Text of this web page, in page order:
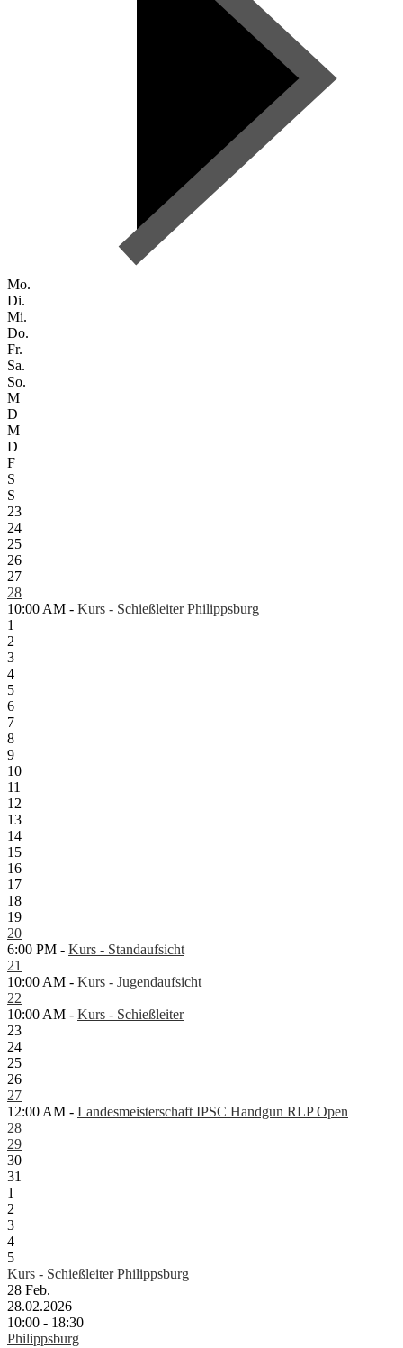
Mo.
Di.
Mi.
Do.
Fr.
Sa.
So.
M
D
M
D
F
S
S
23
24
25
26
27
28
10:00 AM - Kurs - Schießleiter Philippsburg
1
2
3
4
5
6
7
8
9
10
11
12
13
14
15
16
17
18
19
20
6:00 PM - Kurs - Standaufsicht
21
10:00 AM - Kurs - Jugendaufsicht
22
10:00 AM - Kurs - Schießleiter
23
24
25
26
27
12:00 AM - Landesmeisterschaft IPSC Handgun RLP Open
28
29
30
31
1
2
3
4
5
Kurs - Schießleiter Philippsburg
28 Feb.
28.02.2026
10:00 - 18:30
Philippsburg